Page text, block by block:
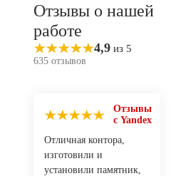
Отзывы о нашей
работе
4,9 из 5
635 отзывов
Отзывы
с Yandex
Отличная контора,
изготовили и
установили памятник,